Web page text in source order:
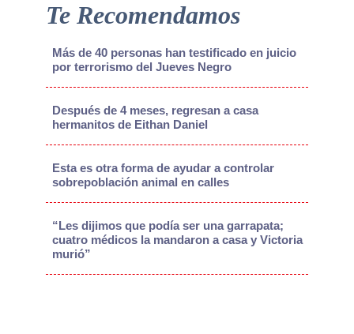
Te Recomendamos
Más de 40 personas han testificado en juicio
por terrorismo del Jueves Negro
Después de 4 meses, regresan a casa
hermanitos de Eithan Daniel
Esta es otra forma de ayudar a controlar
sobrepoblación animal en calles
“Les dijimos que podía ser una garrapata;
cuatro médicos la mandaron a casa y Victoria
murió”